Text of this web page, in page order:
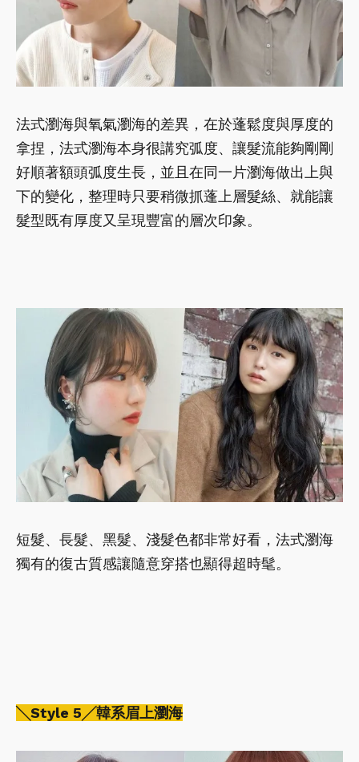
法式瀏海與氧氣瀏海的差異，在於蓬鬆度與厚度的
拿捏，法式瀏海本身很講究弧度、讓髮流能夠剛剛
好順著額頭弧度生長，並且在同一片瀏海做出上與
下的變化，整理時只要稍微抓蓬上層髮絲、就能讓
髮型既有厚度又呈現豐富的層次印象。
短髮、長髮、黑髮、淺髮色都非常好看，法式瀏海
獨有的復古質感讓隨意穿搭也顯得超時髦。
╲Style 5╱韓系眉上瀏海